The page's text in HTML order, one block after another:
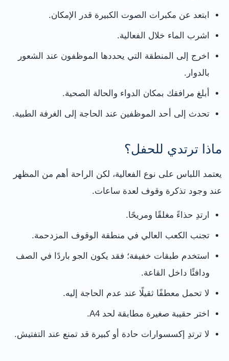
ابتعد عن مكبرات الصوت الكبيرة قدر الإمكان.
اشرب الماء خلال الفعالية.
اخرج إلى المنطقة التي يحددها الموظفون عند الشعور
بالدوار.
أبلغ مرافقك بمكان الدواء والحالة الصحية.
تحدث إلى أحد الموظفين عند الحاجة إلى الغرفة الطبية.
ماذا ترتدي للحفل؟
يعتمد اللباس على نوع الفعالية، لكن الراحة أهم من المظهر
عند وجود تذكرة وقوف لعدة ساعات.
ارتدِ حذاءً مغلقًا ومريحًا.
تجنب الكعب العالي في منطقة الوقوف المزدحمة.
استخدم طبقات خفيفة؛ فقد يكون الجو باردًا في الصف
ودافئًا داخل القاعة.
لا تحمل معطفًا ثقيلًا عند عدم الحاجة إليه.
اختر حقيبة صغيرة مطابقة لحد A4.
لا ترتدِ إكسسوارات حادة أو كبيرة قد تمنع عند التفتيش.